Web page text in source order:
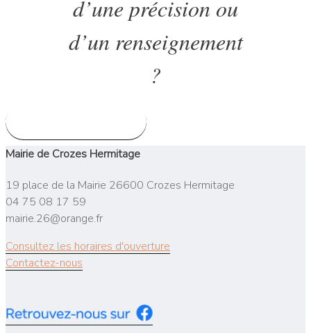
d’une précision ou
d’un renseignement
?
Mairie de Crozes Hermitage
19 place de la Mairie 26600 Crozes Hermitage
04 75 08 17 59
mairie.26@orange.fr
Consultez les horaires d'ouverture
Contactez-nous